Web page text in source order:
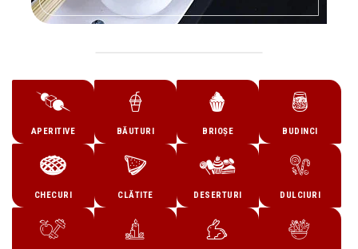
APERITIVE BĂUTURI BRIOȘE BUDINCI
CHECURI CLĂTITE DESERTURI DULCIURI